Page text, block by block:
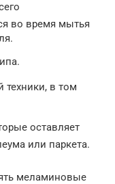
во время мытья
в том
оставляет
или паркета.
меламиновые